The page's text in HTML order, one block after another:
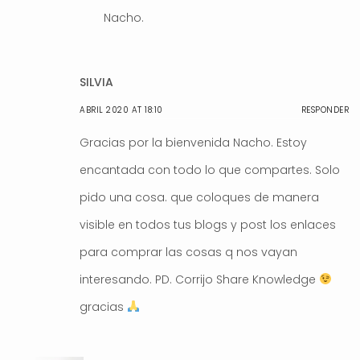
Nacho.
SILVIA
ABRIL 2020 AT 18:10 RESPONDER
Gracias por la bienvenida Nacho. Estoy
encantada con todo lo que compartes. Solo
pido una cosa. que coloques de manera
visible en todos tus blogs y post los enlaces
para comprar las cosas q nos vayan
interesando. PD. Corrijo Share Knowledge
gracias